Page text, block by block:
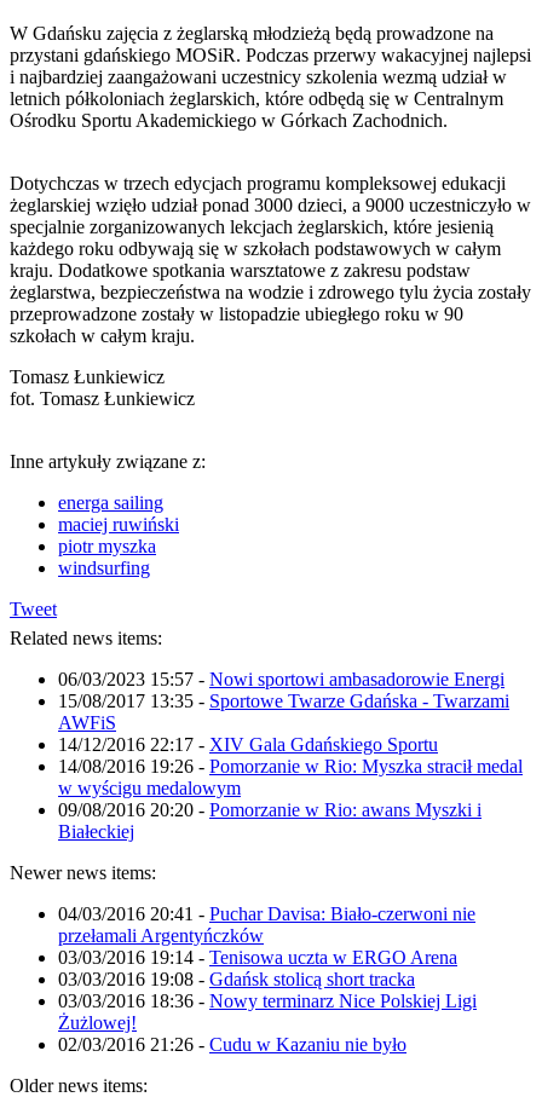
W Gdańsku zajęcia z żeglarską młodzieżą będą prowadzone na
przystani gdańskiego MOSiR. Podczas przerwy wakacyjnej najlepsi
i najbardziej zaangażowani uczestnicy szkolenia wezmą udział w
letnich półkoloniach żeglarskich, które odbędą się w Centralnym
Ośrodku Sportu Akademickiego w Górkach Zachodnich.
Dotychczas w trzech edycjach programu kompleksowej edukacji
żeglarskiej wzięło udział ponad 3000 dzieci, a 9000 uczestniczyło w
specjalnie zorganizowanych lekcjach żeglarskich, które jesienią
każdego roku odbywają się w szkołach podstawowych w całym
kraju. Dodatkowe spotkania warsztatowe z zakresu podstaw
żeglarstwa, bezpieczeństwa na wodzie i zdrowego tylu życia zostały
przeprowadzone zostały w listopadzie ubiegłego roku w 90
szkołach w całym kraju.
Tomasz Łunkiewicz
fot. Tomasz Łunkiewicz
Inne artykuły związane z:
energa sailing
maciej ruwiński
piotr myszka
windsurfing
Tweet
Related news items:
06/03/2023 15:57 - Nowi sportowi ambasadorowie Energi
15/08/2017 13:35 - Sportowe Twarze Gdańska - Twarzami
AWFiS
14/12/2016 22:17 - XIV Gala Gdańskiego Sportu
14/08/2016 19:26 - Pomorzanie w Rio: Myszka stracił medal
w wyścigu medalowym
09/08/2016 20:20 - Pomorzanie w Rio: awans Myszki i
Białeckiej
Newer news items:
04/03/2016 20:41 - Puchar Davisa: Biało-czerwoni nie
przełamali Argentyńczków
03/03/2016 19:14 - Tenisowa uczta w ERGO Arena
03/03/2016 19:08 - Gdańsk stolicą short tracka
03/03/2016 18:36 - Nowy terminarz Nice Polskiej Ligi
Żużlowej!
02/03/2016 21:26 - Cudu w Kazaniu nie było
Older news items: